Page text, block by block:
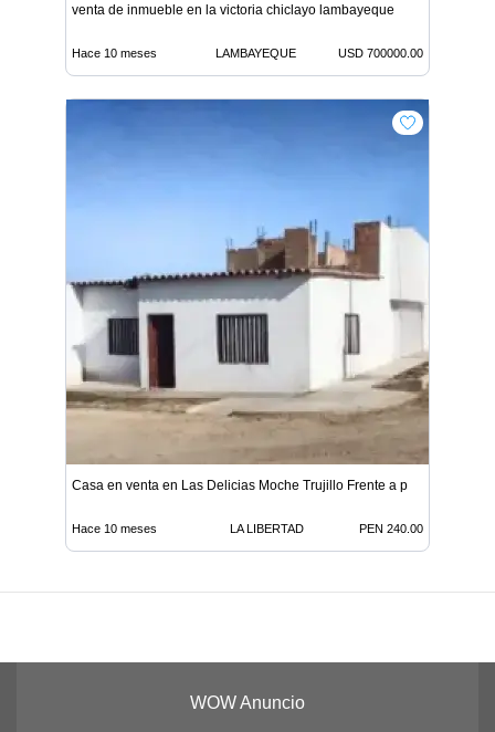
venta de inmueble en la victoria chiclayo lambayeque
Hace 10 meses LAMBAYEQUE USD 700000.00
Casa en venta en Las Delicias Moche Trujillo Frente a p
Hace 10 meses LA LIBERTAD PEN 240.00
WOW Anuncio